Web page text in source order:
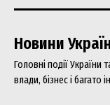
Новини
Головні події України
влади, бізнес і багато